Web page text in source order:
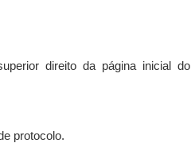
direito da página inicial do
protocolo.